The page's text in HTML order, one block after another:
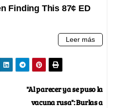
"Al parecer ya se puso la
vacuna rusa": Burlas a